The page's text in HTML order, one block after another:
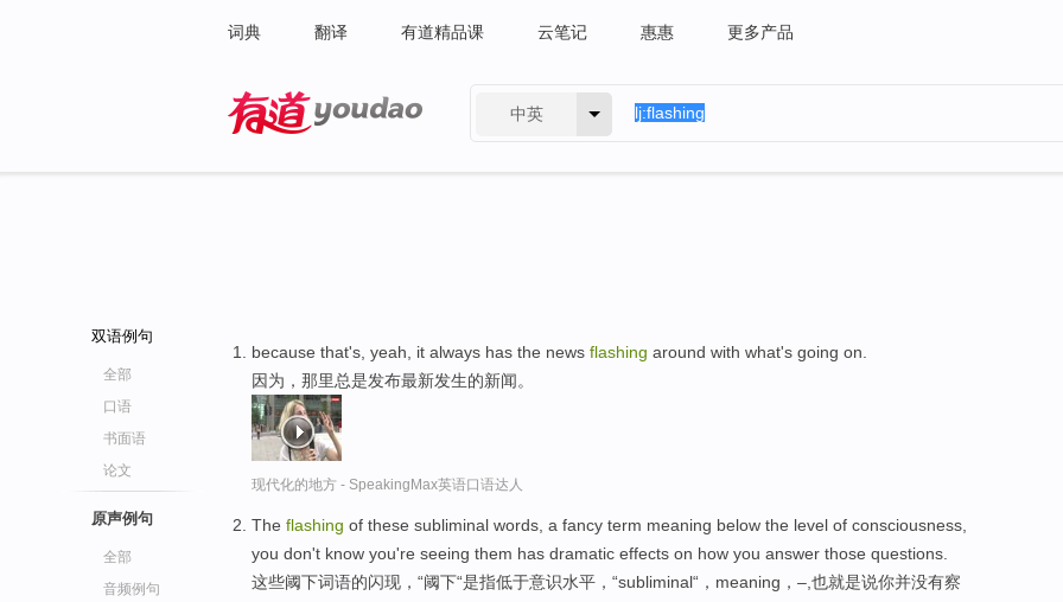
词典 翻译 有道精品课 云笔记 惠惠 更多产品
中英
双语例句
全部
口语
书面语
论文
原声例句
全部
音频例句
because that's, yeah, it always has the news flashing around with what's going on.
因为，那里总是发布最新发生的新闻。
现代化的地方 - SpeakingMax英语口语达人
The flashing of these subliminal words, a fancy term meaning below the level of consciousness,
you don't know you're seeing them has dramatic effects on how you answer those questions.
这些阈下词语的闪现，“阈下“是指低于意识水平，“subliminal“，meaning，–,也就是说你并没有察